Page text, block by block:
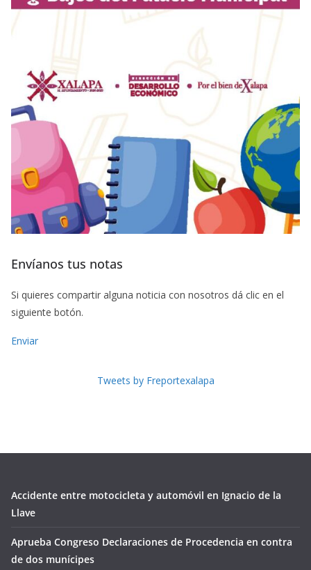
Envíanos tus notas
Si quieres compartir alguna noticia con nosotros dá clic en el
siguiente botón.
Enviar
Tweets by Freportexalapa
Accidente entre motocicleta y automóvil en Ignacio de la
Llave
Aprueba Congreso Declaraciones de Procedencia en contra
de dos munícipes